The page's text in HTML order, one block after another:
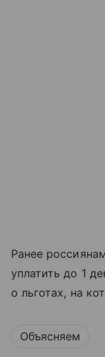
Ранее
уплатить до 1
о льготах, на
Объясняем